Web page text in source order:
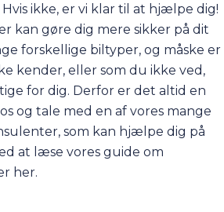
ikke, er vi klar til at hjælpe dig!
kan gøre dig mere sikker på dit
forskellige biltyper, og måske er
kender, eller som du ikke ved,
for dig. Derfor er det altid en
og tale med en af vores mange
som kan hjælpe dig på
at læse vores guide om
her.